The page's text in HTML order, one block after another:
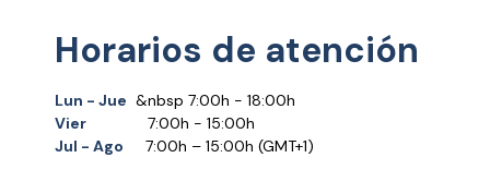
Horarios de atención
Lun - Jue &nbsp 7:00h - 18:00h
Vier 7:00h - 15:00h
Jul - Ago 7:00h – 15:00h (GMT+1)